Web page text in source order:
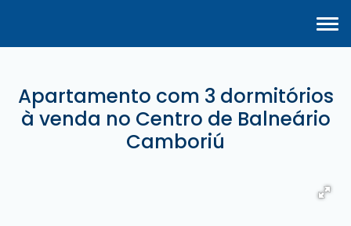
Apartamento com 3 dormitórios
à venda no Centro de Balneário
Camboriú